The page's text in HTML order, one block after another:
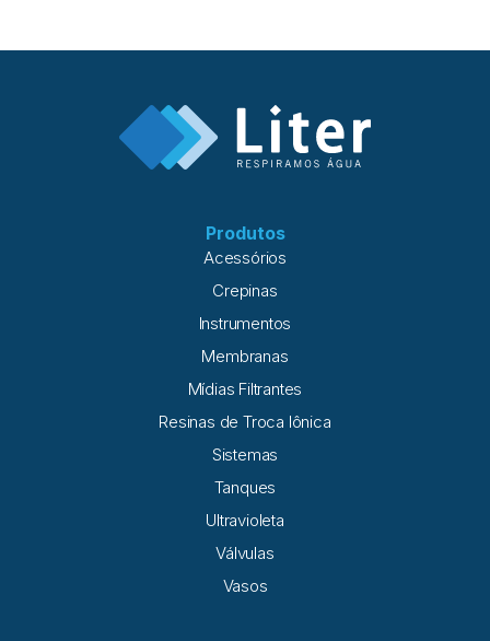
Produtos
Acessórios
Crepinas
Instrumentos
Membranas
Mídias Filtrantes
Resinas de Troca Iônica
Sistemas
Tanques
Ultravioleta
Válvulas
Vasos